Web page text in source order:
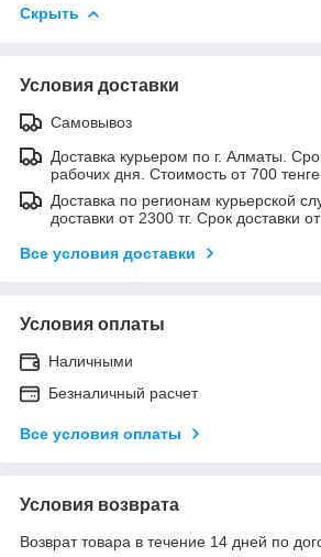
Скрыть
Условия доставки
Самовывоз
Доставка курьером по г. Алматы.
рабочих дня. Стоимость от 700
Доставка по регионам курьерской
доставки от 2300 тг. Срок доставки
Все условия доставки
Условия оплаты
Наличными
Безналичный расчет
Все условия оплаты
Условия возврата
Возврат товара в течение 14 дней по